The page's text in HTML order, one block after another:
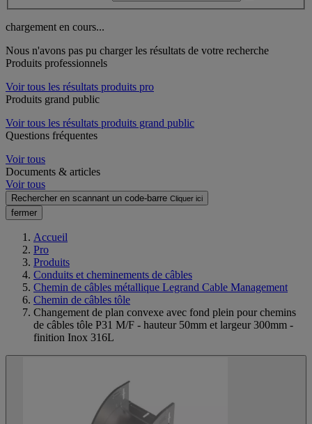
chargement en cours...
Nous n'avons pas pu charger les résultats de votre recherche
Produits professionnels
Voir tous les résultats produits pro
Produits grand public
Voir tous les résultats produits grand public
Questions fréquentes
Voir tous
Documents & articles
Voir tous
Rechercher en scannant un code-barre Cliquer ici
fermer
Accueil
Pro
Produits
Conduits et cheminements de câbles
Chemin de câbles métallique Legrand Cable Management
Chemin de câbles tôle
Changement de plan convexe avec fond plein pour chemins
de câbles tôle P31 M/F - hauteur 50mm et largeur 300mm -
finition Inox 316L